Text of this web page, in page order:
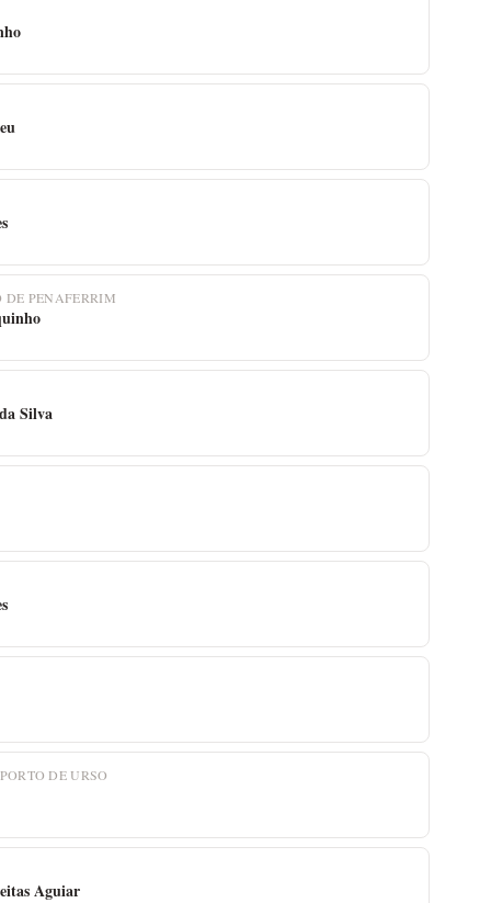
DE PENAFERRIM
Silva
DE URSO
Aguiar